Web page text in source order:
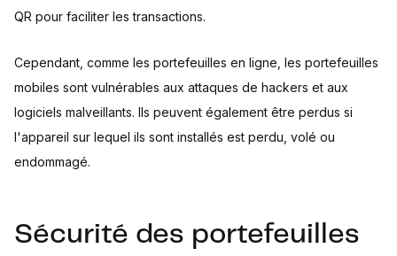
QR pour faciliter les transactions.
Cependant, comme les portefeuilles en ligne, les portefeuilles
mobiles sont vulnérables aux attaques de hackers et aux
logiciels malveillants. Ils peuvent également être perdus si
l'appareil sur lequel ils sont installés est perdu, volé ou
endommagé.
Sécurité des portefeuilles